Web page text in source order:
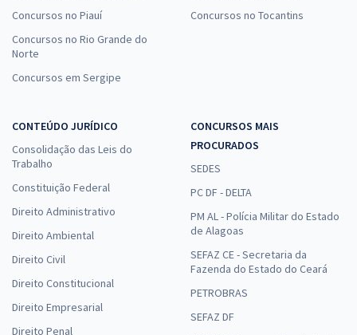
Concursos no Piauí
Concursos no Rio Grande do
Norte
Concursos em Sergipe
Concursos no Tocantins
CONTEÚDO JURÍDICO
Consolidação das Leis do
Trabalho
Constituição Federal
Direito Administrativo
Direito Ambiental
Direito Civil
Direito Constitucional
Direito Empresarial
Direito Penal
CONCURSOS MAIS
PROCURADOS
SEDES
PC DF - DELTA
PM AL - Polícia Militar do Estado
de Alagoas
SEFAZ CE - Secretaria da
Fazenda do Estado do Ceará
PETROBRAS
SEFAZ DF